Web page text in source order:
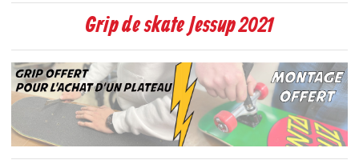
Grip de skate Jessup 2021